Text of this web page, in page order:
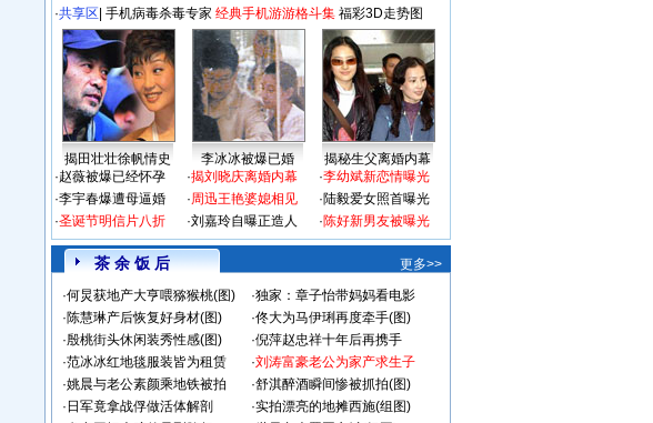
·共享区 手机病毒杀毒专家 经典手机游游格斗集 福彩3D走势图
揭田壮壮徐帆情史 李冰冰被爆已婚
揭秘生父离婚内幕
·赵薇被爆已经怀孕
·李宇春爆遭母逼婚
·圣诞节明信片八折
·揭刘晓庆离婚内幕
·周迅王艳婆媳相见
·刘嘉玲自曝正造人
·李幼斌新恋情曝光
·陆毅爱女照首曝光
·陈好新男友被曝光
茶 余 饭 后
更多>>
·何炅获地产大亨喂猕猴桃(图) ·独家：章子怡带妈妈看电影
·陈慧琳产后恢复好身材(图) ·佟大为马伊琍再度牵手(图)
·殷桃街头休闲装秀性感(图) ·倪萍赵忠祥十年后再携手
·范冰冰红地毯服装皆为租赁 ·刘涛富豪老公为家产求生子
·姚晨与老公素颜乘地铁被拍 ·舒淇醉酒瞬间惨被抓拍(图)
· 日军竟拿战俘做活体解剖 ·实拍漂亮的地摊西施(组图)